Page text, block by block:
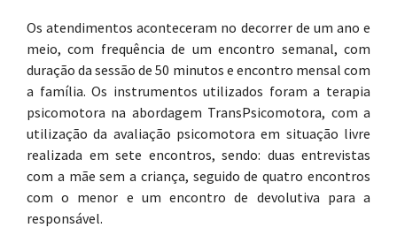
Os atendimentos aconteceram no decorrer de um ano e
meio, com frequência de um encontro semanal, com
duração da sessão de 50 minutos e encontro mensal com
a família. Os instrumentos utilizados foram a terapia
psicomotora na abordagem TransPsicomotora, com a
utilização da avaliação psicomotora em situação livre
realizada em sete encontros, sendo: duas entrevistas
com a mãe sem a criança, seguido de quatro encontros
com o menor e um encontro de devolutiva para a
responsável.